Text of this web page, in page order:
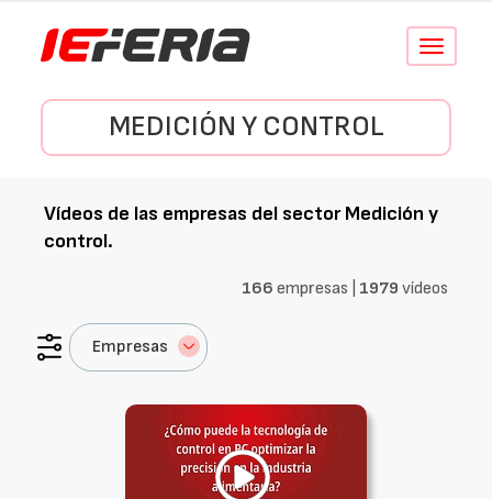
Conmutar
MEDICIÓN Y CONTROL
Vídeos de las empresas del sectorMedición y
control.
166 empresas | 1979 vídeos
Empresas